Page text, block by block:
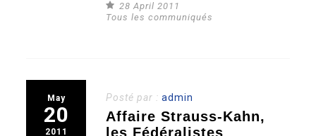
28 April 2011
Tous les communiqués
May
20
2011
Posté par :admin
Affaire Strauss-Kahn,
les Fédéralistes